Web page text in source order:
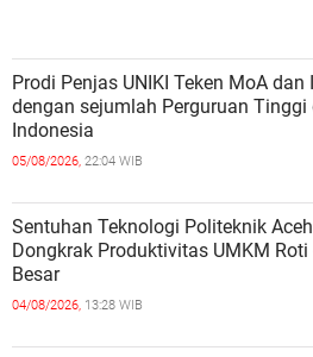
Prodi Penjas UNIKI Teken MoA dan
dengan sejumlah Perguruan Tinggi
Indonesia
05/08/2026, 22:04 WIB
Sentuhan Teknologi Politeknik Aceh
Dongkrak Produktivitas UMKM Roti
Besar
04/08/2026, 13:28 WIB